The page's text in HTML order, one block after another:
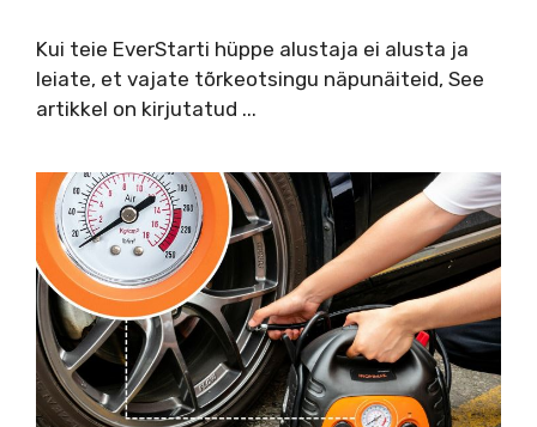
Kui teie EverStarti hüppe alustaja ei alusta ja
leiate, et vajate tõrkeotsingu näpunäiteid, See
artikkel on kirjutatud ...